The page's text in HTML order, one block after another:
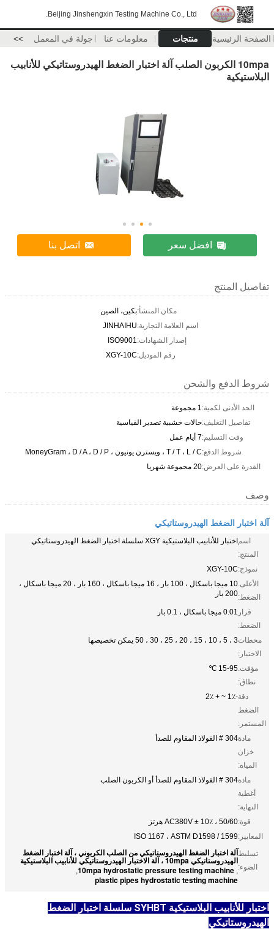
Beijing Jinshengxin Testing Machine Co., Ltd.
الصفحة الرئيسية منتجات معلومات عنا جولة في المعمل >>
10mpa الكربون الصلب آلة اختبار الضغط الهيدروستاتيكي للأنابيب
البلاستيكية
افضل سعر اتصل بنا
تفاصيل المنتج
مكان المنشأ:بكين، الصين
اسم العلامة التجارية:JINHAIHU
إصدار الشهادات:ISO9001
رقم الموديل:XGY-10C
شروط الدفع والشحن
الحد الأدنى لكمية:1 مجموعة
تفاصيل التغليف:حالات خشبية تصدير القياسية
وقت التسليم:7 أيام عمل
شروط الدفع:T / T ، L / C ، ويسترن يونيون ، MoneyGram ، D / A ، D / P
القدرة على العرض:20 مجموعة شهريا
وصف
آلة اختبار الضغط الهيدروستاتيكي
اسم
المنتج:
اختبار للأنابيب البلاستيكية XGY سلسلة اختبار الضغط الهيدروستاتيكي
نموذج:XGY-10C
الأعلى.
الضغط:
10 ميجا باسكال ، 100 بار ، 16 ميجا باسكال ، 160 بار ، 20 ميجا باسكال ،
200 بار
قرار
الضغط:
0.01 ميجا باسكال ، 0.1 بار
محطات
الاختبار:
3 ، 5 ، 10 ، 15 ، 20 ، 25 ، 30 ، 50 يمكن تخصيصها
مؤقت.
نطاق:
15-95 ℃
دقة
الضغط
المستمر:
-1٪ ~ + 2٪
مادة
خزان
المياه:
304 # الفولاذ المقاوم للصدأ
مادة
أغطية
النهاية:
304 # الفولاذ المقاوم للصدأ أو الكربون الصلب
قوة:AC380V ± 10٪ ، 50/60 هرتز
المعايير:ISO 1167 ، ASTM D1598 / 1599
تسليط
الضوء:
آلة اختبار الضغط الهيدروستاتيكي من الصلب الكربوني ، آلة اختبار الضغط
الهيدروستاتيكي 10mpa ، آلة الاختبار الهيدروستاتيكي للأنابيب البلاستيكية
,
10mpa hydrostatic pressure testing machine
,
plastic pipes hydrostatic testing machine
اختبار للأنابيب البلاستيكية SYHBT سلسلة اختبار الضغط
الهيدروستاتيكي